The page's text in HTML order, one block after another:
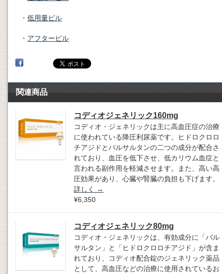
・ 低用量ピル
・ アフターピル
関連商品
コディオジェネリック160mg
コディオ・ジェネリックは主に高血圧症の治療
に使われている降圧利尿薬です。ヒドロクロロ
チアジドとバルサルタンの二つの成分が配合さ
れており、血圧を低下させ、低カリウム血症と
言われる副作用を軽減させます。また、高い高
圧効果があり、心臓や腎臓の負担も下げます。
詳しく
→
¥6,350
コディオジェネリック80mg
コディオ・ジェネリックは、有効成分に「バル
サルタン」と「ヒドロクロロチアジド」が含ま
れており、コディオ配合錠のジェネリック薬品
として、高血圧などの治療に使用されているお